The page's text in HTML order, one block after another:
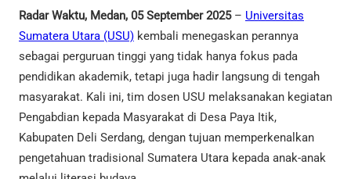
Radar Waktu, Medan, 05 September 2025– Universitas
Sumatera Utara (USU) kembali menegaskan perannya
sebagai perguruan tinggi yang tidak hanya fokus pada
pendidikan akademik, tetapi juga hadir langsung di tengah
masyarakat. Kali ini, tim dosen USU melaksanakan kegiatan
Pengabdian kepada Masyarakat di Desa Paya Itik,
Kabupaten Deli Serdang, dengan tujuan memperkenalkan
pengetahuan tradisional Sumatera Utara kepada anak-anak